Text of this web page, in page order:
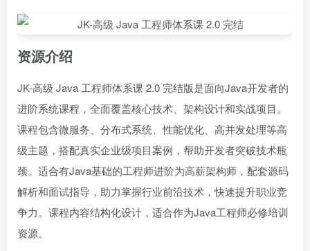
资源介绍
JK-高级 Java 工程师体系课 2.0 完结版是面向Java开发者的
进阶系统课程，全面覆盖核心技术、架构设计和实战项目。
课程包含微服务、分布式系统、性能优化、高并发处理等高
级主题，搭配真实企业级项目案例，帮助开发者突破技术瓶
颈。适合有Java基础的工程师进阶为高薪架构师，配套源码
解析和面试指导，助力掌握行业前沿技术，快速提升职业竞
争力。课程内容结构化设计，适合作为Java工程师必修培训
资源。